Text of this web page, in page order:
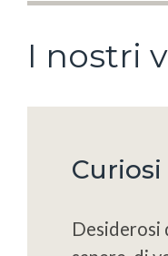
I nostri
Curiosi
Desiderosi